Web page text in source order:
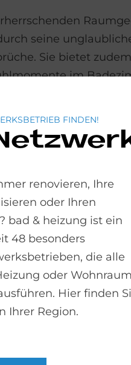
seine
Sie bietet
im
erhältlich.
FINDEN!
renovieren, Ihre
oder Ihren
bad & heizung ist ein
48 besonders
die alle
oder Wohnraum
Hier finden
Ihrer Region.